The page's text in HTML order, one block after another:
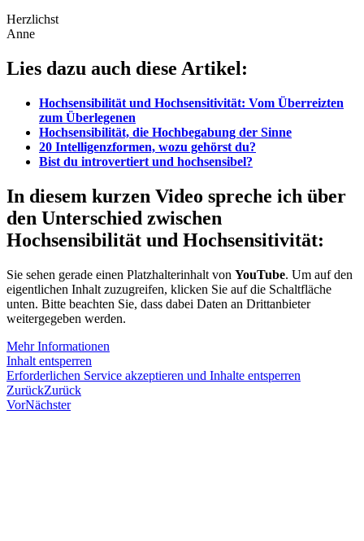
Herzlichst
Anne
Lies dazu auch diese Artikel:
Hochsensibilität und Hochsensitivität: Vom Überreizten
zum Überlegenen
Hochsensibilität, die Hochbegabung der Sinne
20 Intelligenzformen, wozu gehörst du?
Bist du introvertiert und hochsensibel?
In diesem kurzen Video spreche ich über
den Unterschied zwischen
Hochsensibilität und Hochsensitivität:
Sie sehen gerade einen Platzhalterinhalt von YouTube. Um auf den
eigentlichen Inhalt zuzugreifen, klicken Sie auf die Schaltfläche
unten. Bitte beachten Sie, dass dabei Daten an Drittanbieter
weitergegeben werden.
Mehr Informationen
Inhalt entsperren
Erforderlichen Service akzeptieren und Inhalte entsperren
ZurückZurück
VorNächster